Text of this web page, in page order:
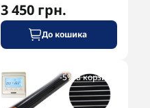
3 450 грн.
До кошика
-5% в корзині